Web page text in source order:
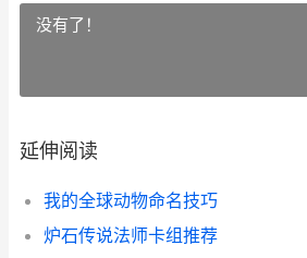
没有了！
延伸阅读
我的全球动物命名技巧
炉石传说法师卡组推荐